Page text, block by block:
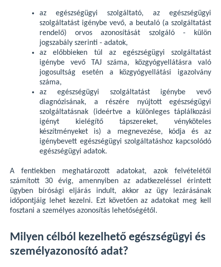
az egészségügyi szolgáltató, az egészségügyi
szolgáltatást igénybe vevő, a beutaló (a szolgáltatást
rendelő) orvos azonosítását szolgáló - külön
jogszabály szerinti - adatok,
az előbbieken túl az egészségügyi szolgáltatást
igénybe vevő TAJ száma, közgyógyellátásra való
jogosultság esetén a közgyógyellátási igazolvány
száma,
az egészségügyi szolgáltatást igénybe vevő
diagnózisának, a részére nyújtott egészségügyi
szolgáltatásnak (ideértve a különleges táplálkozási
igényt kielégítő tápszereket, vényköteles
készítményeket is) a megnevezése, kódja és az
igénybevett egészségügyi szolgáltatáshoz kapcsolódó
egészségügyi adatok.
A fentiekben meghatározott adatokat, azok felvételétől
számított 30 évig, amennyiben az adatkezeléssel érintett
ügyben bírósági eljárás indult, akkor az ügy lezárásának
időpontjáig lehet kezelni. Ezt követően az adatokat meg kell
fosztani a személyes azonosítás lehetőségétől.
Milyen célból kezelhető egészségügyi és
személyazonosító adat?